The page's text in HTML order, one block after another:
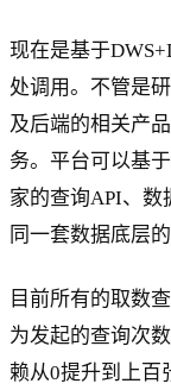
现在是基于
处调用。不管是
及后端的相关产
务。平台可以基
家的查询API、数
同一套数据底层的
目前所有的取数
为发起的查询次
赖从0提升到上百